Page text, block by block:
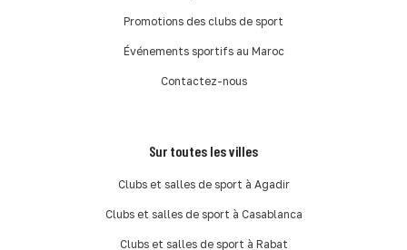
Promotions des clubs de sport
Événements sportifs au Maroc
Contactez-nous
Sur toutes les villes
Clubs et salles de sport à Agadir
Clubs et salles de sport à Casablanca
Clubs et salles de sport à Rabat